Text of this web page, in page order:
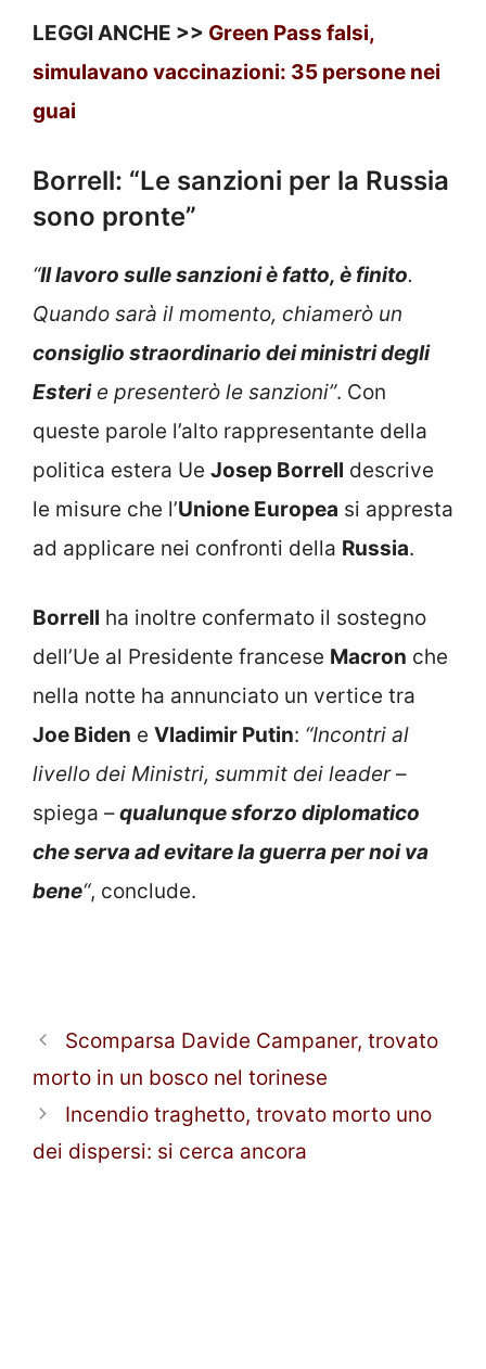
LEGGI ANCHE >> Green Pass falsi,
simulavano vaccinazioni: 35 persone nei
guai
Borrell: “Le sanzioni per la Russia
sono pronte”
“Il lavoro sulle sanzioni è fatto, è finito.
Quando sarà il momento, chiamerò un
consiglio straordinario dei ministri degli
Esterie presenterò le sanzioni”. Con
queste parole l’alto rappresentante della
politica estera Ue Josep Borrell descrive
le misure che l’Unione Europea si appresta
ad applicare nei confronti della Russia.
Borrell ha inoltre confermato il sostegno
dell’Ue al Presidente francese Macron che
nella notte ha annunciato un vertice tra
Joe Biden e Vladimir Putin: “Incontri al
livello dei Ministri, summit dei leader–
spiega –qualunque sforzo diplomatico
che serva ad evitare la guerra per noi va
bene“, conclude.
Scomparsa Davide Campaner, trovato
morto in un bosco nel torinese
Incendio traghetto, trovato morto uno
dei dispersi: si cerca ancora